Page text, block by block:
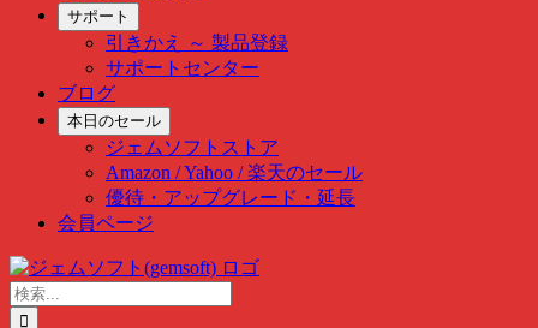
サポート
引きかえ ～ 製品登録
サポートセンター
ブログ
本日のセール
ジェムソフトストア
Amazon / Yahoo / 楽天のセール
優待・アップグレード・延長
会員ページ
Skip
to
content
検
索